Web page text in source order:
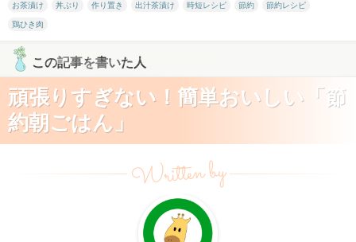
お茶漬け 丼ぶり 作り置き 出汁茶漬け 時短レシピ 節約 節約レシピ
鶏ひき肉
この記事を書いた人
頑張りすぎない！簡単おいしい「節
約朝ごはん」
Written by